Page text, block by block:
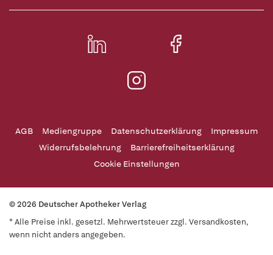
AGB Mediengruppe Datenschutzerklärung
Impressum
Widerrufsbelehrung
Barrierefreiheitserklärung
Cookie Einstellungen
© 2026 Deutscher Apotheker Verlag
* Alle Preise inkl. gesetzl. Mehrwertsteuer zzgl. Versandkosten,
wenn nicht anders angegeben.